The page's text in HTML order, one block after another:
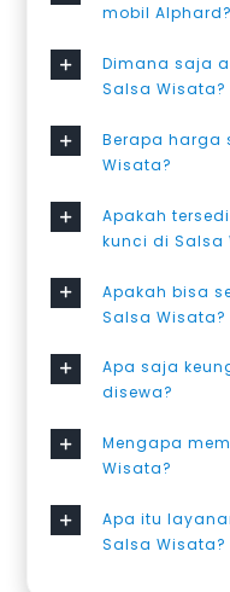
mobil Alphard?
Dimana saja
Salsa Wisata?
Berapa harga
Wisata?
Apakah
kunci di Salsa
Apakah bisa
Salsa Wisata?
Apa saja
disewa?
Mengapa
Wisata?
Apa itu
Salsa Wisata?